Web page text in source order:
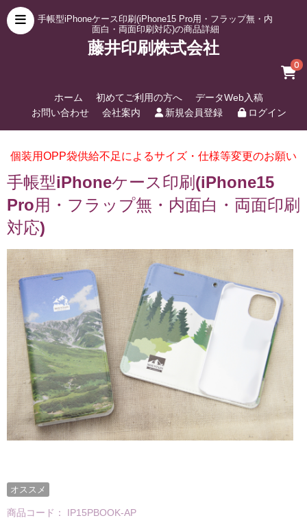
手帳型iPhoneケース印刷(iPhone15 Pro用・フラップ無・内
面白・両面印刷対応)の商品詳細
藤井印刷株式会社
0
ホーム 初めてご利用の方へ
データWeb入稿
お問い合わせ
会社案内 新規会員登録 ログイン
個装用OPP袋供給不足によるサイズ・仕様等変更のお願い
手帳型iPhoneケース印刷(iPhone15
Pro用・フラップ無・内面白・両面印刷
対応)
オススメ
商品コード： IP15PBOOK-AP